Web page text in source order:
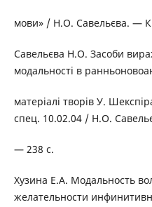
мови» / Н.О. Савельєва. —
Савельєва Н.О. Засоби
модальності в
матеріалі творів У.
спец. 10.02.04 / Н.О.
— 238 с.
Хузина Е.А. Модальность
желательности